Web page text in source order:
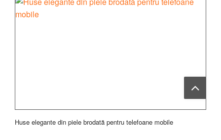
Huse elegante din piele brodată pentru telefoane mobile